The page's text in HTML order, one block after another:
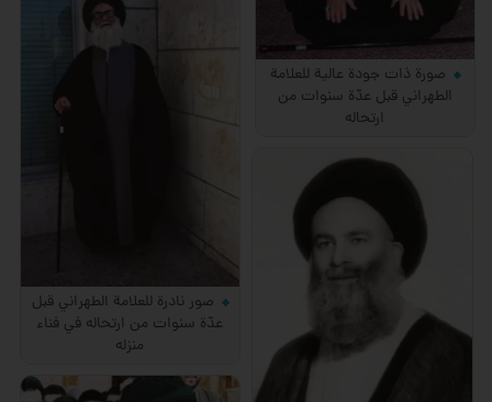
صورة ذات جودة عالية للعلامة
الطهراني قبل عدّة سنوات من
ارتحاله
صور نادرة للعلامة الطهراني قبل
عدّة سنوات من ارتحاله في فناء
منزله